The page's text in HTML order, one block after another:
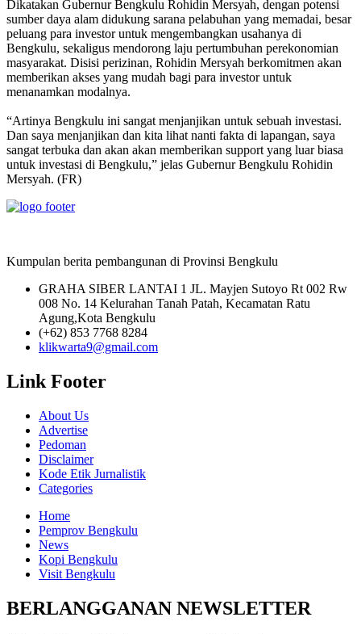
Dikatakan Gubernur Bengkulu Rohidin Mersyah, dengan potensi
sumber daya alam didukung sarana pelabuhan yang memadai, besar
peluang para investor untuk mengembangkan usahanya di
Bengkulu, sekaligus mendorong laju pertumbuhan perekonomian
masyarakat. Disisi perizinan, Rohidin Mersyah berkomitmen akan
memberikan akses yang mudah bagi para investor untuk
menanamkan modalnya.
“Artinya Bengkulu ini sangat menjanjikan untuk sebuah investasi.
Dan saya menjanjikan dan kita lihat nanti fakta di lapangan, saya
sangat terbuka dan akan akan memberikan support yang luar biasa
untuk investasi di Bengkulu,” jelas Gubernur Bengkulu Rohidin
Mersyah. (FR)
Kumpulan berita pembangunan di Provinsi Bengkulu
GRAHA SIBER LANTAI 1 JL. Mayjen Sutoyo Rt 002 Rw
008 No. 14 Kelurahan Tanah Patah, Kecamatan Ratu
Agung,Kota Bengkulu
(+62) 853 7768 8284
klikwarta9@gmail.com
Link Footer
About Us
Advertise
Pedoman
Disclaimer
Kode Etik Jurnalistik
Categories
Home
Pemprov Bengkulu
News
Kopi Bengkulu
Visit Bengkulu
BERLANGGANAN NEWSLETTER